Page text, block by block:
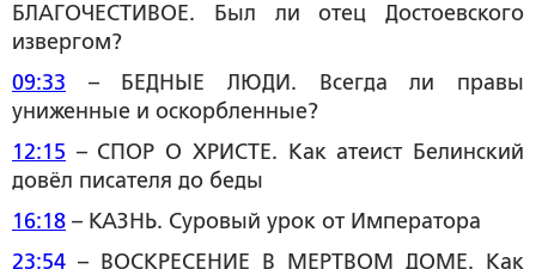
БЛАГОЧЕСТИВОЕ. Был ли отец Достоевского
извергом?
09:33 – БЕДНЫЕ ЛЮДИ. Всегда ли правы
униженные и оскорбленные?
12:15 – СПОР О ХРИСТЕ. Как атеист Белинский
довёл писателя до беды
16:18 – КАЗНЬ. Суровый урок от Императора
23:54 – ВОСКРЕСЕНИЕ В МЕРТВОМ ДОМЕ. Как